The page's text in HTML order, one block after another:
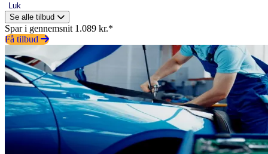
Luk
Se alle tilbud
Spar i gennemsnit 1.089 kr.*
Få tilbud